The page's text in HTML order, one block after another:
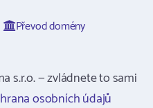
Převod domény
s.r.o. — zvládnete to sami
osobních údajů